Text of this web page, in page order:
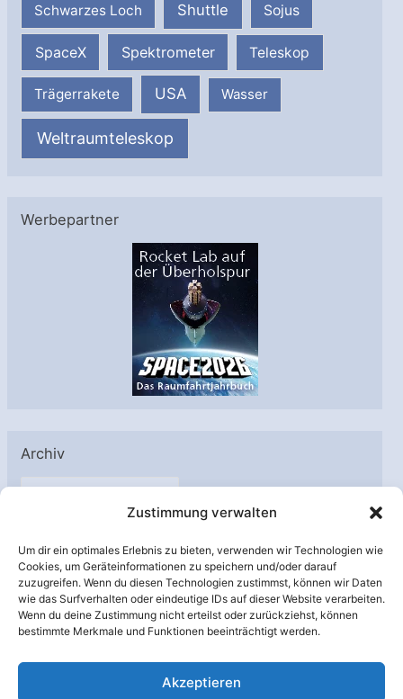
Zustimmung verwalten
Um dir ein optimales Erlebnis zu bieten, verwenden wir Technologien wie
Cookies, um Geräteinformationen zu speichern und/oder darauf
zuzugreifen. Wenn du diesen Technologien zustimmst, können wir Daten
wie das Surfverhalten oder eindeutige IDs auf dieser Website verarbeiten.
Wenn du deine Zustimmung nicht erteilst oder zurückziehst, können
bestimmte Merkmale und Funktionen beeinträchtigt werden.
Akzeptieren
Schwarzes Loch Shuttle Sojus
SpaceX Spektrometer Teleskop
Trägerrakete USA Wasser
Weltraumteleskop
Werbepartner
Archiv
A
h
i
v
Unterstützt von: